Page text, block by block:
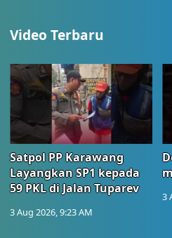
Video Terbaru
Satpol PP Karawang
Layangkan SP1 kepada
59 PKL di Jalan Tuparev
3 Aug 2026, 9:23 AM
3